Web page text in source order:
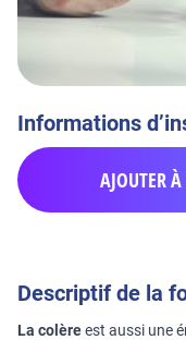
Informations
AJOUTER
Descriptif de la
La colèreest aussi une